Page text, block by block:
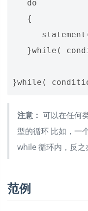
注意： 可以在任何
型的循环 比如，一
while 循环内，反之
范例